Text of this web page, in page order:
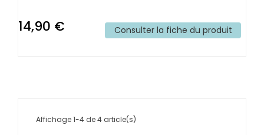
14,90 € Consulter la fiche du produit
Affichage 1-4 de 4 article(s)